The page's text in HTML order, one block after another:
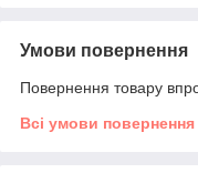
Умови повернення
Повернення товару
Всі умови повернення